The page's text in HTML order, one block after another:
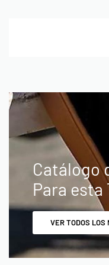
Catálogo
Para
VER TODOS LOS